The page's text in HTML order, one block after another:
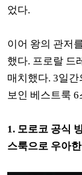
었다.
이어 왕의 관저
했다. 프로랄 드
매치했다. 3일
보인 베스트룩
1. 모로코 공식
스룩으로 우아